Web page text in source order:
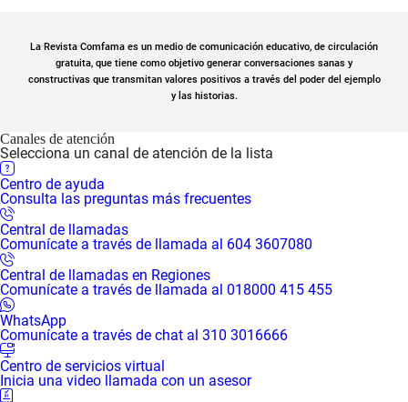
La Revista Comfama es un medio de comunicación educativo, de circulación
gratuita, que tiene como objetivo generar conversaciones sanas y
constructivas que transmitan valores positivos a través del poder del ejemplo
y las historias.
Canales de atención
Selecciona un canal de atención de la lista
Centro de ayuda
Consulta las preguntas más frecuentes
Central de llamadas
Comunícate a través de llamada al 604 3607080
Central de llamadas en Regiones
Comunícate a través de llamada al 018000 415 455
WhatsApp
Comunícate a través de chat al 310 3016666
Centro de servicios virtual
Inicia una video llamada con un asesor